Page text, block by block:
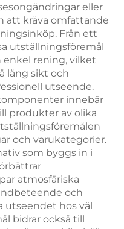
eller
att kräva omfattande
Från ett
utställningsföremål
enkel rening, vilket
lång sikt och
utseende.
innebär
produkter av olika
och varukategorier.
som byggs in i
atmosfäriska
och
utseendet hos väl
bidrar också till